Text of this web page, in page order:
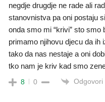
negdje drugdje ne rade ali
stanovnistva pa oni postaju
onda smo mi “krivi” sto smo
primamo njihovu djecu da ih
tako da nas nestaje a oni
tko nam je kriv kad smo
8 0 Odgovori